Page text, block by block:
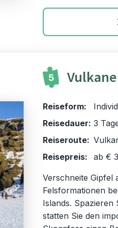
5
Reiseform:
Reisedauer: 3
Reiseroute:
Reisepreis:
ab €
Verschneite Gipfel
Felsformationen
Islands. Spazieren
statten Sie den